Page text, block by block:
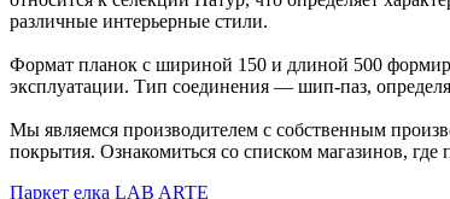
различные интерьерные стили.
Формат планок с шириной 150 и длиной 500
эксплуатации. Тип соединения — шип-паз,
Мы являемся производителем с собственным
покрытия. Ознакомиться со списком магазинов,
Паркет елка LAB ARTE